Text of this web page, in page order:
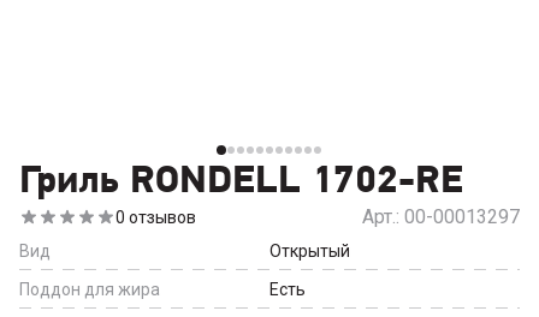
Гриль RONDELL 1702-RE
0 отзывов Арт.: 00-00013297
Вид
Открытый
Поддон для жира
Есть